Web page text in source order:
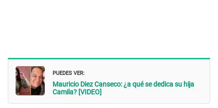
PUEDES VER:
Mauricio Diez Canseco: ¿a qué se dedica su hija
Camila? [VIDEO]